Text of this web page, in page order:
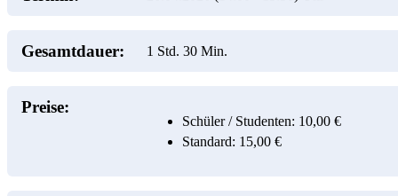
Gesamtdauer: 1 Std. 30 Min.
Preise:
Schüler / Studenten: 10,00 €
Standard: 15,00 €